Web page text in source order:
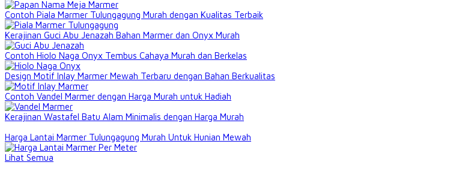
Contoh Piala Marmer Tulungagung Murah dengan Kualitas Terbaik
Kerajinan Guci Abu Jenazah Bahan Marmer dan Onyx Murah
Contoh Hiolo Naga Onyx Tembus Cahaya Murah dan Berkelas
Design Motif Inlay Marmer Mewah Terbaru dengan Bahan Berkualitas
Contoh Vandel Marmer dengan Harga Murah untuk Hadiah
Kerajinan Wastafel Batu Alam Minimalis dengan Harga Murah
Harga Lantai Marmer Tulungagung Murah Untuk Hunian Mewah
Lihat Semua